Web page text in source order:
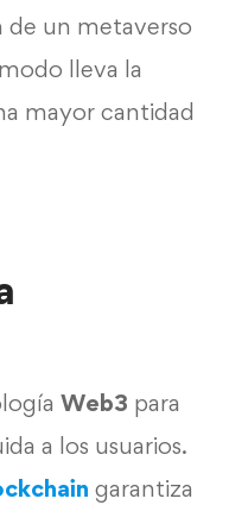
un metaverso
lleva la
mayor cantidad
Web3 para
a los usuarios.
garantiza